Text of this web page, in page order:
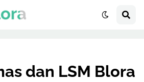
dan LSM Blora